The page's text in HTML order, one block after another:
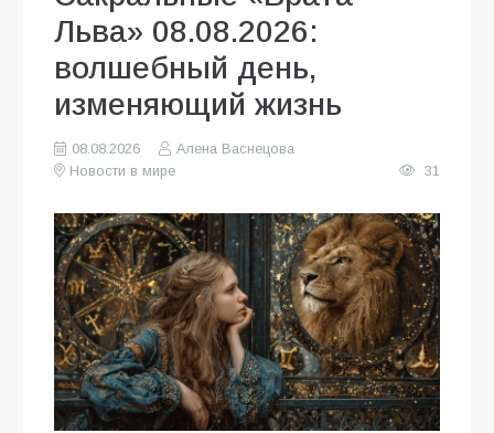
Льва» 08.08.2026:
волшебный день,
изменяющий жизнь
08.08.2026
Алена Васнецова
Новости в мире
31